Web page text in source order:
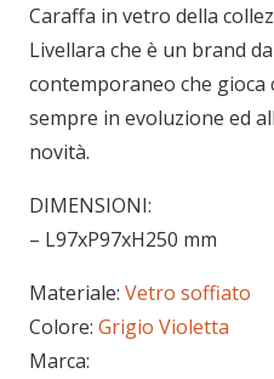
Caraffa in vetro della
Livellara che è un brand
contemporaneo che gioca
sempre in evoluzione ed
novità.
DIMENSIONI:
– L97xP97xH250 mm
Materiale: Vetro soffiato
Colore: Grigio Violetta
Marca: